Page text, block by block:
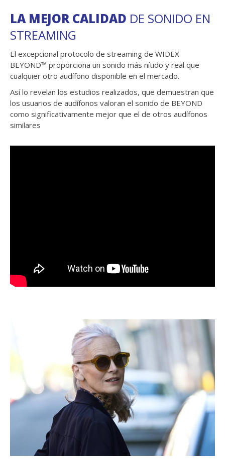
LA MEJOR CALIDAD DE SONIDO EN
STREAMING
El excepcional protocolo de streaming de WIDEX
BEYOND™ proporciona un sonido más nítido y real que
cualquier otro audífono disponible en el mercado.
Así lo revelan los estudios realizados, que demuestran que
los usuarios de audífonos valoran el sonido de BEYOND
como significativamente mejor que el de otros audífonos
similares